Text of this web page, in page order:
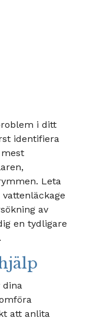
i ditt
identifiera
Leta
av
en tydligare
dina
att anlita